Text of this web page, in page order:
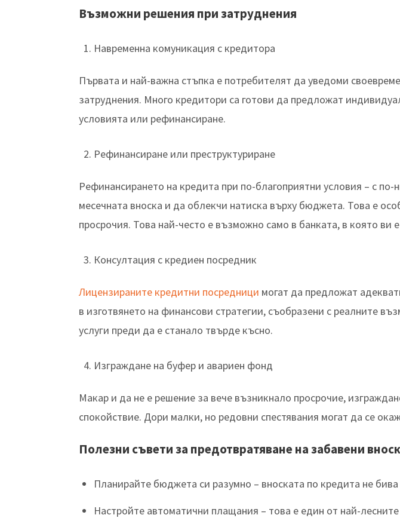
Възможни решения при затруднения
Навременна комуникация с кредитора
Първата и най-важна стъпка е потребителят да уведоми
затруднения. Много кредитори са готови да предложат
условията или рефинансиране.
Рефинансиране или преструктуриране
Рефинансирането на кредита при по-благоприятни условия – с
месечната вноска и да облекчи натиска върху бюджета. Това е
просрочия. Това най-често е възможно само в банката, в която ви
Консултация с кредиен посредник
Лицензираните кредитни посредници могат да предложат
в изготвянето на финансови стратегии, съобразени с реалните
услуги преди да е станало твърде късно.
Изграждане на буфер и авариен фонд
Макар и да не е решение за вече възникнало просрочие,
спокойствие. Дори малки, но редовни спестявания могат да се
Полезни съвети за предотвратяване на забавени
Планирайте бюджета си разумно – вноската по кредита не
Настройте автоматични плащания – това е един от най-